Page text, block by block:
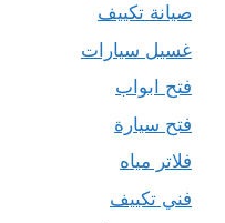
صيانة تكييف
غسيل سيارات
فتح ابواب
فتح سيارة
فلاتر مياه
فني تكييف